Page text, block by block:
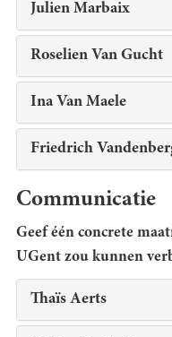
Julien Marbaix
Roselien Van Gucht
Ina Van Maele
Friedrich
Communicatie
Geef één concrete
UGent zou kunnen
Thaïs Aerts